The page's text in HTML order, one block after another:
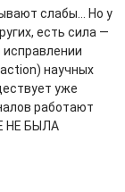
слабы… Но у
есть сила —
научных
уже
работают
НЕ БЫЛА